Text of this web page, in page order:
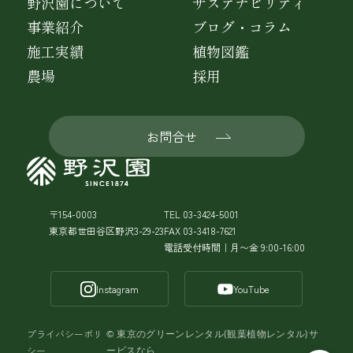
〒154-0003
東京都世田谷区野沢3-29-23
TEL 03-3424-5001
FAX 03-3418-7621
電話受付時間｜月〜金 9:00-16:00
Instagram YouTube
©東京のグリーンレンタル(観葉植物レンタル)サ
ービスなら
プライバシーポリ
事業紹介
施工実績
農場
ブログ・コラム
植物図鑑
採用
お問合せ